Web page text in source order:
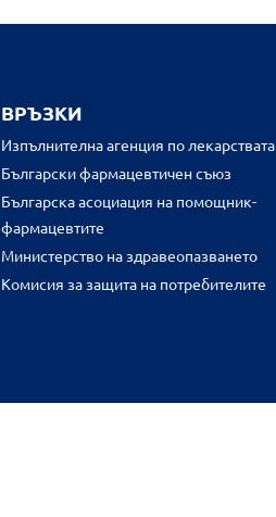
ВРЪЗКИ
Изпълнителна агенция по лекарствата
Български фармацевтичен съюз
Българска асоциация на помощник-
фармацевтите
Министерство на здравеопазването
Комисия за защита на потребителите